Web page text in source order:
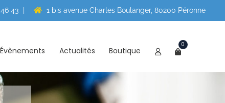
43 1 bis avenue Charles Boulanger, 80200 Péronne
Évènements Actualités Boutique
0